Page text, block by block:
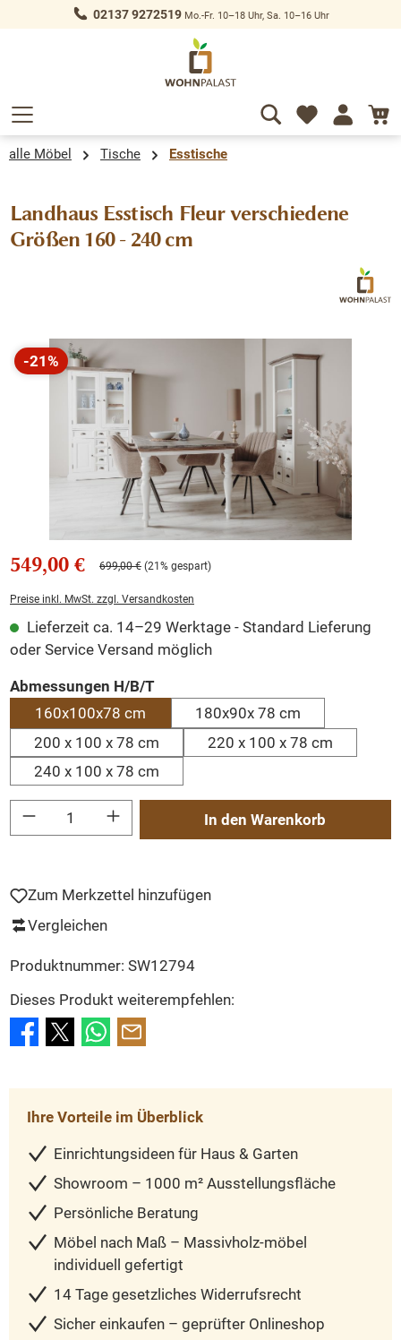
springen 02137 9272519Mo.-Fr. 10–18 Uhr, Sa. 10–16 Uhr
alle Möbel Tische Esstische
Landhaus Esstisch Fleur verschiedene
Größen 160 - 240 cm
Bildergalerie überspringen
-21%
Rabatt
549,00 € 699,00 € (21% gespart)
Preise inkl. MwSt. zzgl. Versandkosten
Lieferzeit ca. 14–29 Werktage - Standard Lieferung
oder Service Versand möglich
Abmessungen H/B/Tauswählen
160x100x78 cm
180x90x 78 cm
200 x 100 x 78 cm
220 x 100 x 78 cm
240 x 100 x 78 cm
Produkt Anzahl: Gib den gewünschten Wert ein oder benutze die Schaltflächen
In den Warenkorb
Zum Merkzettel hinzufügen
Vergleichen
Produktnummer: SW12794
Dieses Produkt weiterempfehlen:
Ihre Vorteile im Überblick
Einrichtungsideen für Haus & Garten
Showroom – 1000 m² Ausstellungsfläche
Persönliche Beratung
Möbel nach Maß – Massivholz-möbel
individuell gefertigt
14 Tage gesetzliches Widerrufsrecht
Sicher einkaufen – geprüfter Onlineshop